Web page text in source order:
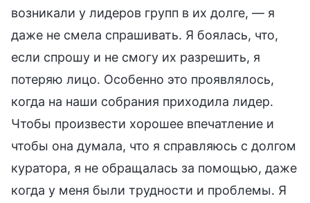
возникали у лидеров групп в их долге, — я
даже не смела спрашивать. Я боялась, что,
если спрошу и не смогу их разрешить, я
потеряю лицо. Особенно это проявлялось,
когда на наши собрания приходила лидер.
Чтобы произвести хорошее впечатление и
чтобы она думала, что я справляюсь с долгом
куратора, я не обращалась за помощью, даже
когда у меня были трудности и проблемы. Я